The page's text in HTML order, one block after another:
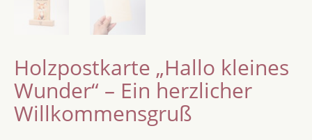
Holzpostkarte „Hallo kleines
Wunder“ – Ein herzlicher
Willkommensgruß